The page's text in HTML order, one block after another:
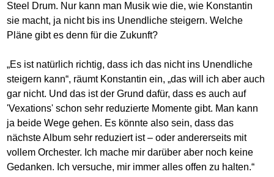
Steel Drum. Nur kann man Musik wie die, wie Konstantin
sie macht, ja nicht bis ins Unendliche steigern. Welche
Pläne gibt es denn für die Zukunft?
„Es ist natürlich richtig, dass ich das nicht ins Unendliche
steigern kann“, räumt Konstantin ein, „das will ich aber auch
gar nicht. Und das ist der Grund dafür, dass es auch auf
'Vexations' schon sehr reduzierte Momente gibt. Man kann
ja beide Wege gehen. Es könnte also sein, dass das
nächste Album sehr reduziert ist – oder andererseits mit
vollem Orchester. Ich mache mir darüber aber noch keine
Gedanken. Ich versuche, mir immer alles offen zu halten.“